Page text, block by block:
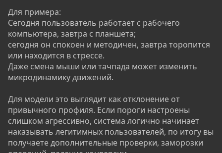
Для примера:
Сегодня пользователь работает с рабочего
компьютера, завтра с планшета;
сегодня он спокоен и методичен, завтра торопится
или находится в стрессе.
Даже смена мыши или тачпада может изменить
микродинамику движений.
Для модели это выглядит как отклонение от
привычного профиля. Если пороги настроены
слишком агрессивно, система логично начинает
наказывать легитимных пользователей, по итогу вы
получаете дополнительные проверки, заморозки